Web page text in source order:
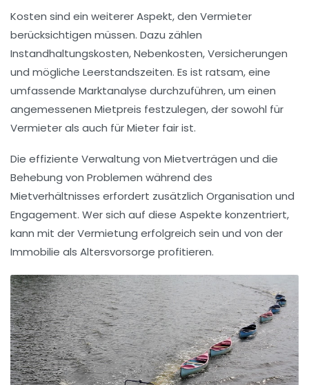
Kosten sind ein weiterer Aspekt, den Vermieter
berücksichtigen müssen. Dazu zählen
Instandhaltungskosten,Nebenkosten,Versicherungen
und mögliche Leerstandszeiten. Es ist ratsam, eine
umfassende Marktanalyse durchzuführen, um einen
angemessenen Mietpreis festzulegen, der sowohl für
Vermieter als auch für Mieter fair ist.
Die effiziente Verwaltung von Mietverträgen und die
Behebung von Problemen während des
Mietverhältnisses erfordert zusätzlich Organisation und
Engagement. Wer sich auf diese Aspekte konzentriert,
kann mit der Vermietung erfolgreich sein und von der
Immobilie als Altersvorsorge profitieren.